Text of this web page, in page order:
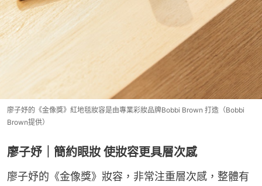
廖子妤的《金像獎》紅地毯妝容是由專業彩妝品牌Bobbi Brown 打造（Bobbi
Brown提供）
廖子妤｜簡約眼妝 使妝容更具層次感
廖子妤的《金像獎》妝容，非常注重層次感，整體有